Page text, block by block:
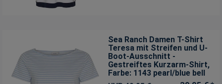
Sea Ranch Damen T-Shirt
Teresa mit Streifen und U-
Boot-Ausschnitt -
Gestreiftes Kurzarm-Shirt,
Farbe: 1143 pearl/blue bell